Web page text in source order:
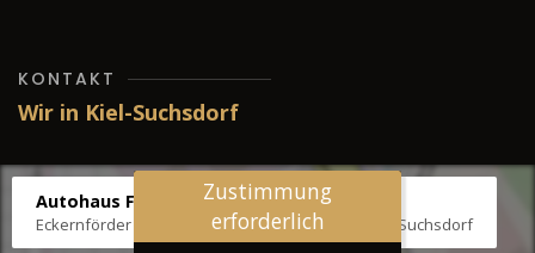
KONTAKT
Wir in Kiel-Suchsdorf
Autohaus Fräter
Eckernförder Str. /Klausbrooker Weg 1, 24107 Kiel-Suchsdorf
Zustimmung
erforderlich